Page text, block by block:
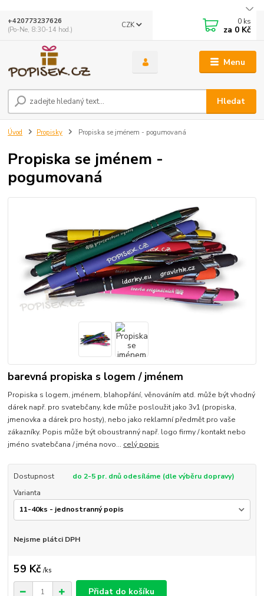
Menu
CZK
Hledat
+420773237626
(Po-Ne, 8:30-14 hod.)
0 ks
za 0 Kč
Úvod Propisky Propiska se jménem - pogumovaná
Propiska se jménem -
pogumovaná
barevná propiska s logem / jménem
Propiska s logem, jménem, blahopřání, věnováním atd. může být vhodný
dárek např. pro svatebčany, kde může posloužit jako 3v1 (propiska,
jmenovka a dárek pro hosty), nebo jako reklamní předmět pro vaše
zákazníky. Popis může být oboustranný např. logo firmy / kontakt nebo
jméno svatebčana / jména novo... celý popis
Dostupnost
do 2-5 pr. dnů odesíláme (dle výběru dopravy)
Varianta
Nejsme plátci DPH
59 Kč /ks
Přidat do košíku